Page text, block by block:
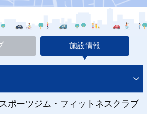
施設情報
ポーツジム・フィットネスクラブ